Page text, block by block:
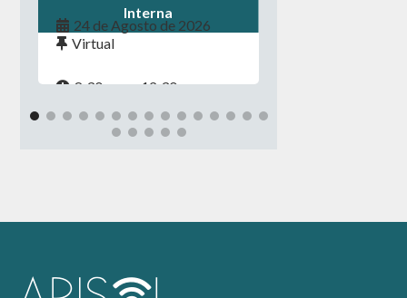
Interna
Virtual
8:30 a.m. - 12:30 p.m.
24 de Agosto de 2026